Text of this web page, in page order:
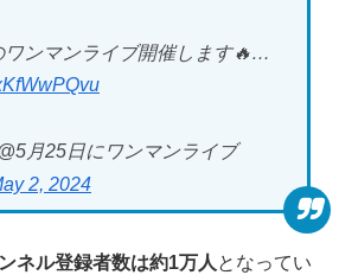
ワンマンライブ開催します🔥…
月25日にワンマンライブ
2, 2024
ネル登録者数は約1万人となってい